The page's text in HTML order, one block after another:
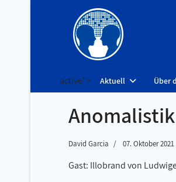
active"> Aktuell Über
David Garcia 07. Oktober 2021
Gast: Illobrand von